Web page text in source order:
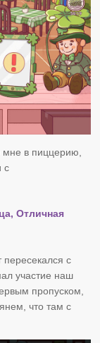
мне в пиццерию,
с
Отличная
с
участие наш
пропуском,
что там с